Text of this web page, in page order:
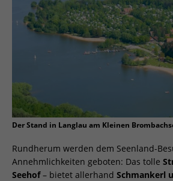
Der Stand in Langlau am Kleinen
Rundherum werden dem Seenland-
Annehmlichkeiten geboten: Das tolle
Seehof– bietet allerhand Schmankerl